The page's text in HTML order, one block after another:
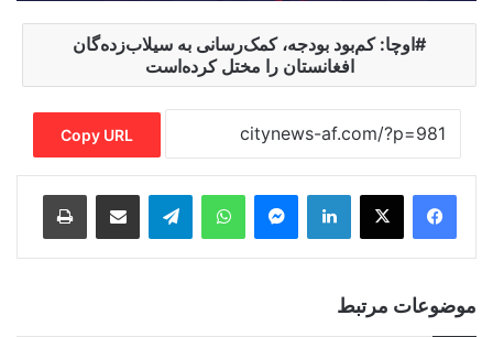
اوچا: کم‌بود بودجه، کمک‌رسانی به سیلاب‌زده‌گان
افغانستان را مختل کرده‌است
Copy URL
LinkedIn
Messenger
WhatsApp
Telegram
Share via Email
Print
موضوعات مرتبط